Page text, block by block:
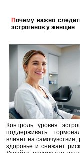
Почему важно следить за уровнем
эстрогенов у женщин
Контроль уровня
поддерживать
влияет на самочувствие,
здоровье и снижает